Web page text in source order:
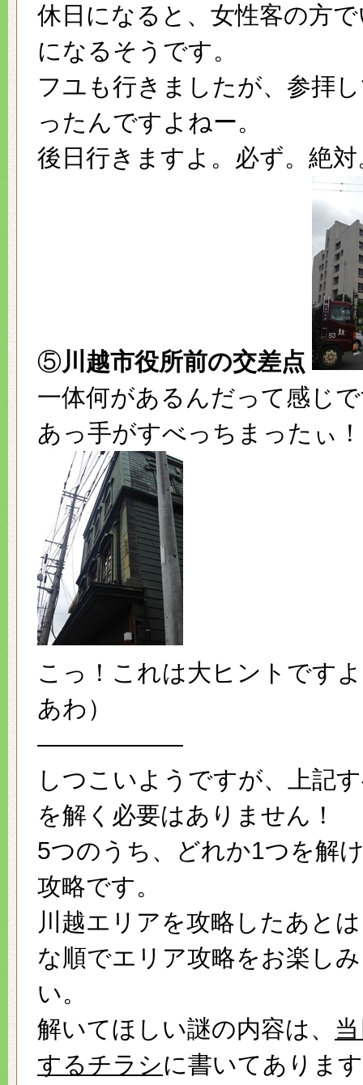
休日になると、女性客の方
になるそうです。
フユも行きましたが、参拝
ったんですよねー。
後日行きますよ。必ず。絶
⑤川越市役所前の交差点
一体何があるんだって感じ
あっ手がすべっちまったぃ！
こっ！これは大ヒントです
あわ）
——————
しつこいようですが、上記
を解く必要はありません！
5つのうち、どれか1つを解
攻略です。
川越エリアを攻略したあと
な順でエリア攻略をお楽し
い。
解いてほしい謎の内容は、
するチラシに書いてありま